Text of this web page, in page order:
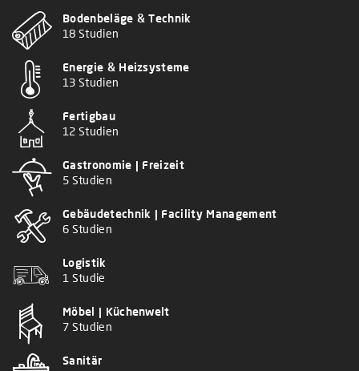
Bodenbeläge & Technik
18 Studien
Energie & Heizsysteme
13 Studien
Fertigbau
12 Studien
Gastronomie | Freizeit
5 Studien
Gebäudetechnik | Facility Management
6 Studien
Logistik
1 Studie
Möbel | Küchenwelt
7 Studien
Sanitär